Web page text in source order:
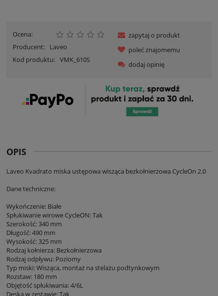
Ocena:
Producent:
Laveo
Kod produktu: VMK_610S
zapytaj o produkt
poleć znajomemu
dodaj opinię
OPIS
Laveo Kvadrato miska ustępowa wisząca bezkołnierzowa CycleOn 2.0
Dane techniczne:
Wykończenie: Białe
Spłukiwanie wirowe CycleON: Tak
Szerokość: 340 mm
Długość: 490 mm
Wysokość: 325 mm
Rodzaj kołnierza: Bezkołnierzowa
Rodzaj odpływu: Poziomy
Typ miski: Wisząca, montaż na stelażu podtynkowym
Rozstaw: 180 mm
Objętość spłukiwania: 4/6L
Deska w zestawie: Tak